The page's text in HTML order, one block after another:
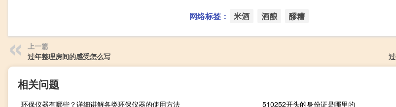
网络标签： 米酒 酒酿 醪糟
上一篇
过年整理房间的感受怎么写
相关问题
环保仪器有哪些？详细讲解各类环保仪器的使用方法 510252开头的身份证是哪里的